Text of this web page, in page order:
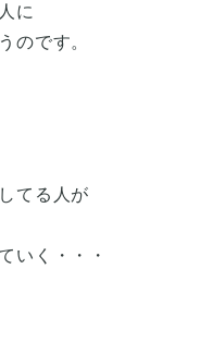
に
のです。
てる人が
いく・・・